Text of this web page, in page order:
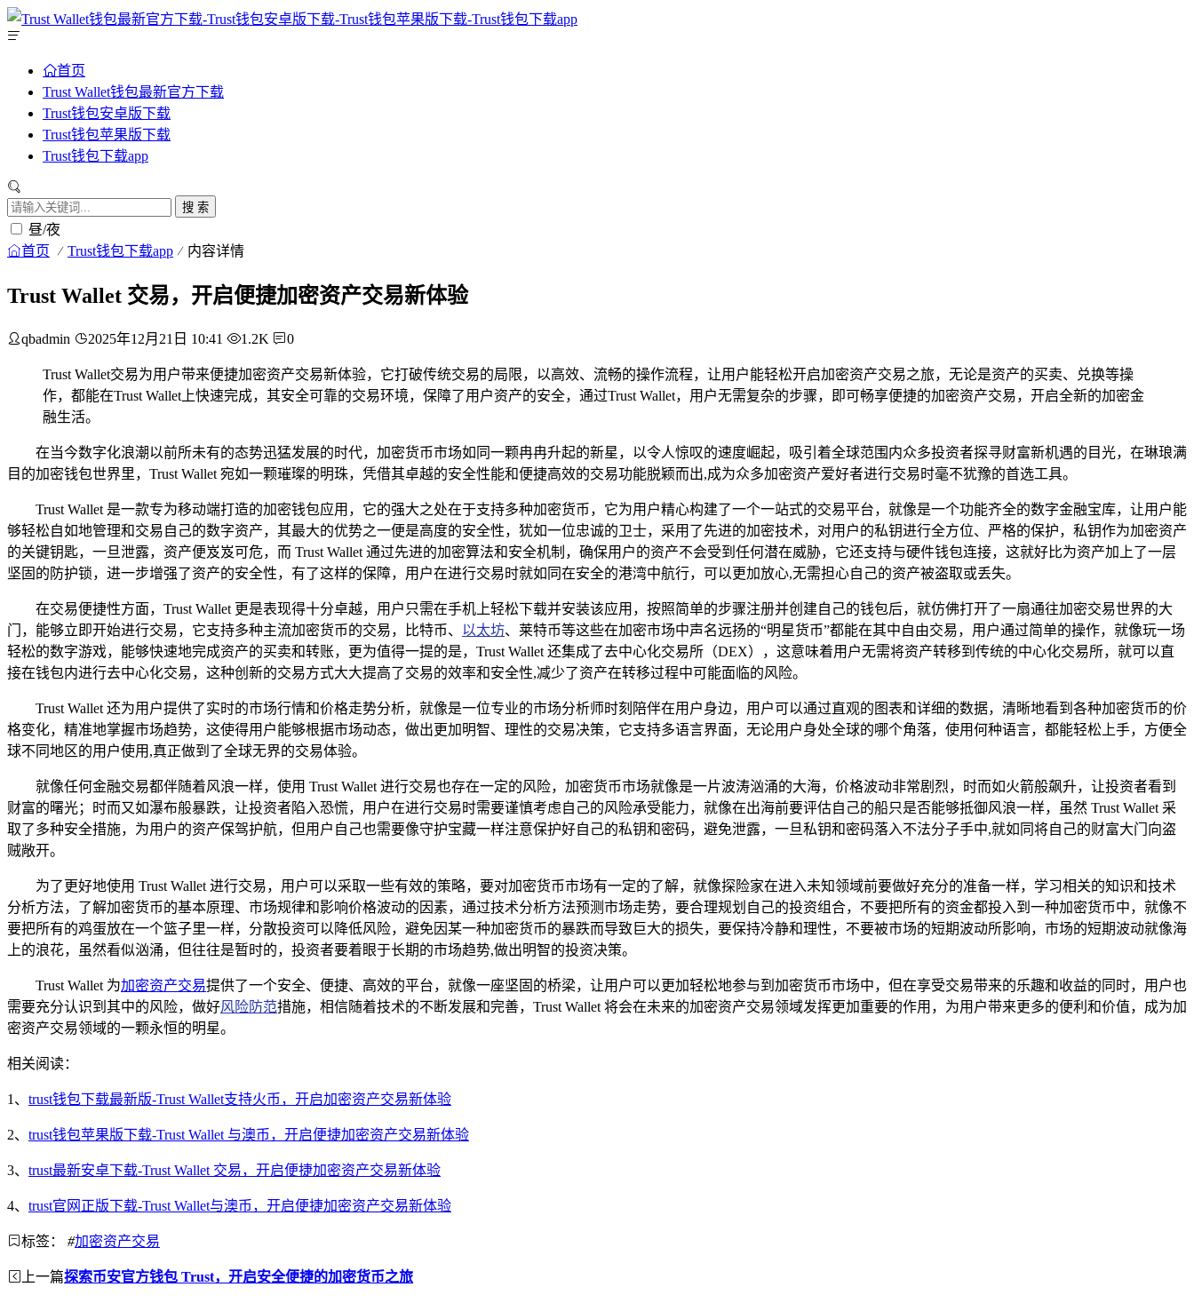
首页
Trust Wallet钱包最新官方下载
Trust钱包安卓版下载
Trust钱包苹果版下载
Trust钱包下载app
搜 索
昼/夜
首页 Trust钱包下载app 内容详情
Trust Wallet 交易，开启便捷加密资产交易新体验
qbadmin 2025年12月21日 10:41 1.2K 0
Trust Wallet交易为用户带来便捷加密资产交易新体验，它打破传统交易的局限，以高效、流畅的操作流程，让用户能轻松开启加密资产交易之旅，无论是资产的买卖、兑换等操
作，都能在Trust Wallet上快速完成，其安全可靠的交易环境，保障了用户资产的安全，通过Trust Wallet，用户无需复杂的步骤，即可畅享便捷的加密资产交易，开启全新的加密金
融生活。
在当今数字化浪潮以前所未有的态势迅猛发展的时代，加密货币市场如同一颗冉冉升起的新星，以令人惊叹的速度崛起，吸引着全球范围内众多投资者探寻财富新机遇的目光，在琳琅满
目的加密钱包世界里，Trust Wallet 宛如一颗璀璨的明珠，凭借其卓越的安全性能和便捷高效的交易功能脱颖而出,成为众多加密资产爱好者进行交易时毫不犹豫的首选工具。
Trust Wallet 是一款专为移动端打造的加密钱包应用，它的强大之处在于支持多种加密货币，它为用户精心构建了一个一站式的交易平台，就像是一个功能齐全的数字金融宝库，让用户能
够轻松自如地管理和交易自己的数字资产，其最大的优势之一便是高度的安全性，犹如一位忠诚的卫士，采用了先进的加密技术，对用户的私钥进行全方位、严格的保护，私钥作为加密资产
的关键钥匙，一旦泄露，资产便岌岌可危，而 Trust Wallet 通过先进的加密算法和安全机制，确保用户的资产不会受到任何潜在威胁，它还支持与硬件钱包连接，这就好比为资产加上了一层
坚固的防护锁，进一步增强了资产的安全性，有了这样的保障，用户在进行交易时就如同在安全的港湾中航行，可以更加放心,无需担心自己的资产被盗取或丢失。
在交易便捷性方面，Trust Wallet 更是表现得十分卓越，用户只需在手机上轻松下载并安装该应用，按照简单的步骤注册并创建自己的钱包后，就仿佛打开了一扇通往加密交易世界的大
门，能够立即开始进行交易，它支持多种主流加密货币的交易，比特币、 以太坊、莱特币等这些在加密市场中声名远扬的“明星货币”都能在其中自由交易，用户通过简单的操作，就像玩一场
轻松的数字游戏，能够快速地完成资产的买卖和转账，更为值得一提的是，Trust Wallet 还集成了去中心化交易所（DEX），这意味着用户无需将资产转移到传统的中心化交易所，就可以直
接在钱包内进行去中心化交易，这种创新的交易方式大大提高了交易的效率和安全性,减少了资产在转移过程中可能面临的风险。
Trust Wallet 还为用户提供了实时的市场行情和价格走势分析，就像是一位专业的市场分析师时刻陪伴在用户身边，用户可以通过直观的图表和详细的数据，清晰地看到各种加密货币的价
格变化，精准地掌握市场趋势，这使得用户能够根据市场动态，做出更加明智、理性的交易决策，它支持多语言界面，无论用户身处全球的哪个角落，使用何种语言，都能轻松上手，方便全
球不同地区的用户使用,真正做到了全球无界的交易体验。
就像任何金融交易都伴随着风浪一样，使用 Trust Wallet 进行交易也存在一定的风险，加密货币市场就像是一片波涛汹涌的大海，价格波动非常剧烈，时而如火箭般飙升，让投资者看到
财富的曙光；时而又如瀑布般暴跌，让投资者陷入恐慌，用户在进行交易时需要谨慎考虑自己的风险承受能力，就像在出海前要评估自己的船只是否能够抵御风浪一样，虽然 Trust Wallet 采
取了多种安全措施，为用户的资产保驾护航，但用户自己也需要像守护宝藏一样注意保护好自己的私钥和密码，避免泄露，一旦私钥和密码落入不法分子手中,就如同将自己的财富大门向盗
贼敞开。
为了更好地使用 Trust Wallet 进行交易，用户可以采取一些有效的策略，要对加密货币市场有一定的了解，就像探险家在进入未知领域前要做好充分的准备一样，学习相关的知识和技术
分析方法，了解加密货币的基本原理、市场规律和影响价格波动的因素，通过技术分析方法预测市场走势，要合理规划自己的投资组合，不要把所有的资金都投入到一种加密货币中，就像不
要把所有的鸡蛋放在一个篮子里一样，分散投资可以降低风险，避免因某一种加密货币的暴跌而导致巨大的损失，要保持冷静和理性，不要被市场的短期波动所影响，市场的短期波动就像海
上的浪花，虽然看似汹涌，但往往是暂时的，投资者要着眼于长期的市场趋势,做出明智的投资决策。
Trust Wallet 为加密资产交易提供了一个安全、便捷、高效的平台，就像一座坚固的桥梁，让用户可以更加轻松地参与到加密货币市场中，但在享受交易带来的乐趣和收益的同时，用户也
需要充分认识到其中的风险，做好风险防范措施，相信随着技术的不断发展和完善，Trust Wallet 将会在未来的加密资产交易领域发挥更加重要的作用，为用户带来更多的便利和价值，成为加
密资产交易领域的一颗永恒的明星。
相关阅读：
1、 trust钱包下载最新版-Trust Wallet支持火币，开启加密资产交易新体验
2、 trust钱包苹果版下载-Trust Wallet 与澳币，开启便捷加密资产交易新体验
3、 trust最新安卓下载-Trust Wallet 交易，开启便捷加密资产交易新体验
4、 trust官网正版下载-Trust Wallet与澳币，开启便捷加密资产交易新体验
标签： #加密资产交易
上一篇探索币安官方钱包 Trust，开启安全便捷的加密货币之旅